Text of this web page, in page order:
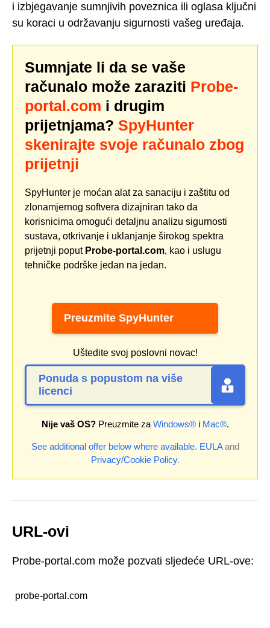
i izbjegavanje sumnjivih poveznica ili oglasa ključni
su koraci u održavanju sigurnosti vašeg uređaja.
Sumnjate li da se vaše
računalo može zaraziti Probe-
portal.com i drugim
prijetnjama? SpyHunter
skenirajte svoje računalo zbog
prijetnji
SpyHunter je moćan alat za sanaciju i zaštitu od
zlonamjernog softvera dizajniran tako da
korisnicima omogući detaljnu analizu sigurnosti
sustava, otkrivanje i uklanjanje širokog spektra
prijetnji poput Probe-portal.com, kao i uslugu
tehničke podrške jedan na jedan.
Preuzmite SpyHunter
Uštedite svoj poslovni novac!
Ponuda s popustom na više
licenci
Nije vaš OS?Preuzmite za Windows®i Mac®.
See additional offer below where available. EULAand
Privacy/Cookie Policy.
URL-ovi
Probe-portal.com može pozvati sljedeće URL-ove:
probe-portal.com